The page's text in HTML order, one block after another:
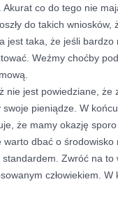
Akurat co do tego nie
do takich
jest taka, że jeśli bardzo
Weźmy choćby
nie jest powiedziane, że
swoje pieniądze. W
że mamy okazję
warto dbać o środowisko
standardem. Zwróć na
człowiekiem.